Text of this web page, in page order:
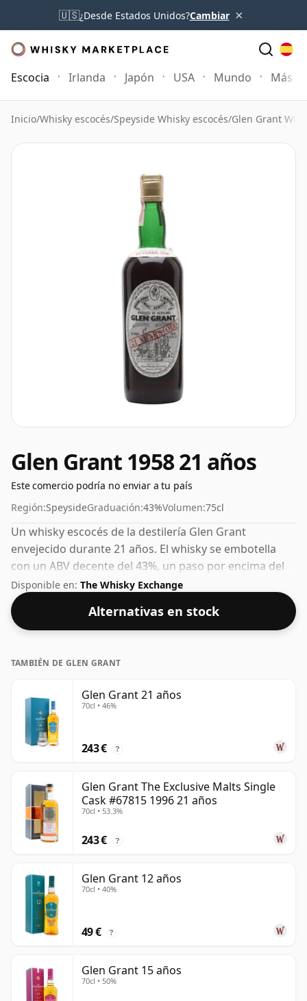
🇺🇸¿Desde Estados Unidos?Cambiar ×
Escocia Irlanda Japón USA Mundo Más
Inicio/Whisky escocés/Speyside Whisky escocés/Glen Grant
Glen Grant 1958 21 años
Este comercio podría no enviar a tu país
Región:SpeysideGraduación:43%Volumen:75cl
Un whisky escocés de la destilería Glen Grant
envejecido durante 21 años. El whisky se embotella
con un ABV decente del 43%, un paso por encima del
nivel estándar del 40%, y se envía en el tamaño de
botella de facto de 75 cl.
Disponible en: The Whisky Exchange
Alternativas en stock
TAMBIÉN DE GLEN GRANT
Glen Grant 21 años
70cl • 46%
243 € ?
Glen Grant The Exclusive Malts Single
Cask #67815 1996 21 años
70cl • 53.3%
243 € ?
Glen Grant 12 años
70cl • 40%
49 € ?
Glen Grant 15 años
70cl • 50%